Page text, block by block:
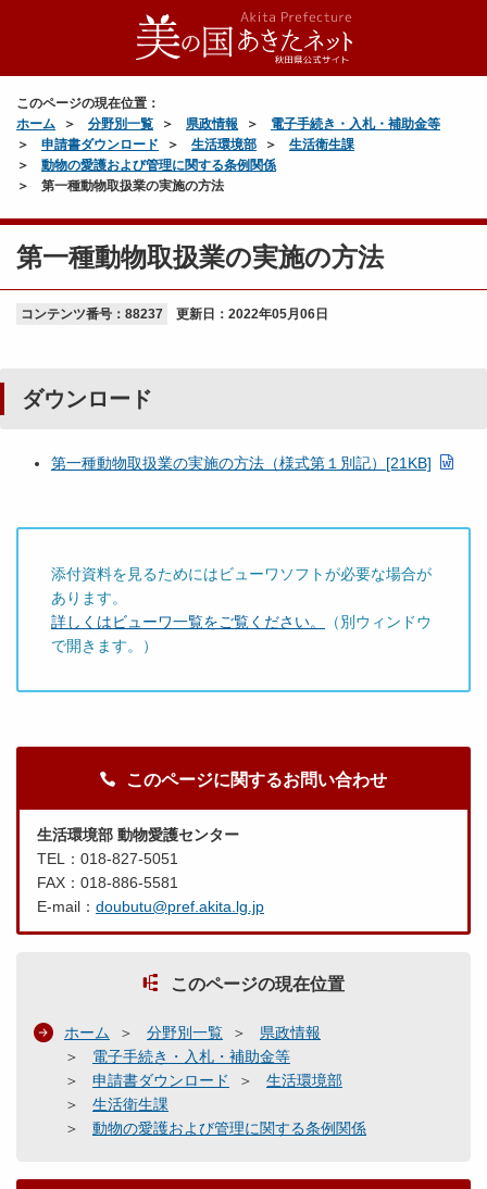
このページの現在位置：
ホーム
分野別一覧 県政情報
電子手続き・入札・補助金等
申請書ダウンロード
生活環境部
生活衛生課
動物の愛護および管理に関する条例関係
第一種動物取扱業の実施の方法
第一種動物取扱業の実施の方法
コンテンツ番号：88237 更新日： 2022年05月06日
ダウンロード
第一種動物取扱業の実施の方法（様式第１別記）[21KB]
添付資料を見るためにはビューワソフトが必要な場合が
あります。
詳しくはビューワ一覧をご覧ください。
（別ウィンドウ
で開きます。）
このページに関するお問い合わせ
生活環境部 動物愛護センター
TEL：018-827-5051
FAX：018-886-5581
E-mail： doubutu@pref.akita.lg.jp
このページの現在位置
ホーム 分野別一覧
県政情報
電子手続き・入札・補助金等
申請書ダウンロード
生活環境部
生活衛生課
動物の愛護および管理に関する条例関係